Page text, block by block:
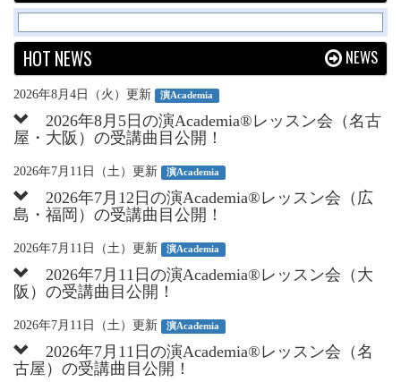
HOT NEWS NEWS
2026年8月4日（火）更新 演Academia
2026年8月5日の演Academia®︎レッスン会（名古
屋・大阪）の受講曲目公開！
2026年7月11日（土）更新 演Academia
2026年7月12日の演Academia®︎レッスン会（広
島・福岡）の受講曲目公開！
2026年7月11日（土）更新 演Academia
2026年7月11日の演Academia®︎レッスン会（大
阪）の受講曲目公開！
2026年7月11日（土）更新 演Academia
2026年7月11日の演Academia®︎レッスン会（名
古屋）の受講曲目公開！